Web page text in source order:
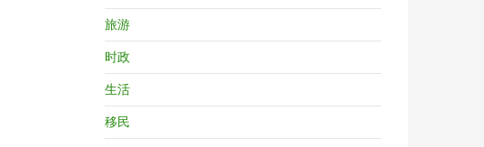
旅游
时政
生活
移民